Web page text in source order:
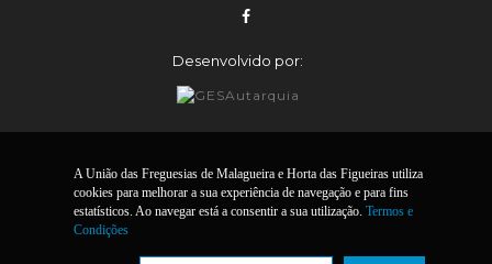
Desenvolvido por:
A União das Freguesias de Malagueira e Horta das Figueiras utiliza
cookies para melhorar a sua experiência de navegação e para fins
estatísticos. Ao navegar está a consentir a sua utilização. Termos e
Condições